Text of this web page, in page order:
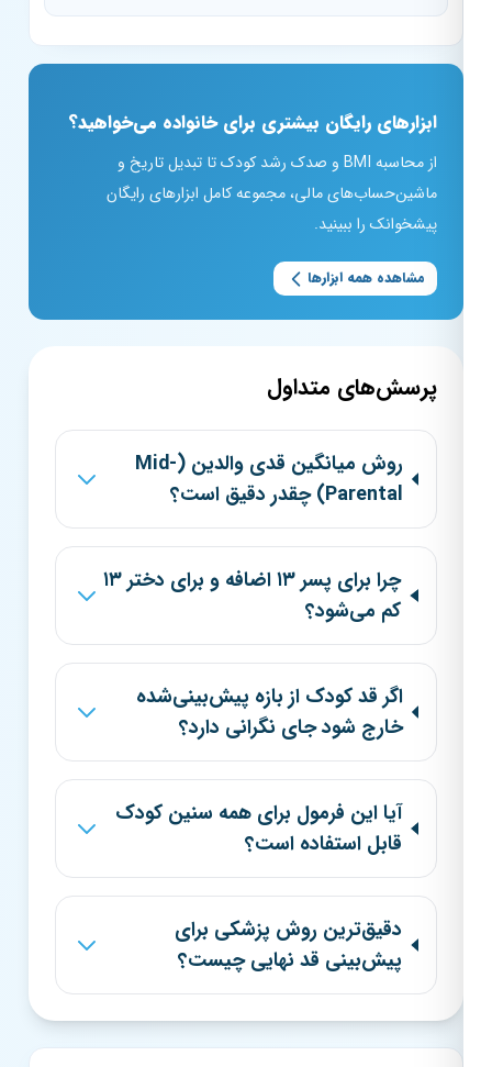
ابزارهای رایگان بیشتری برای خانواده می‌خواهید؟
از محاسبه BMI و صدک رشد کودک تا تبدیل تاریخ و
ماشین‌حساب‌های مالی، مجموعه کامل ابزارهای رایگان
پیشخوانک را ببینید.
مشاهده همه ابزارها
پرسش‌های متداول
روش میانگین قدی والدین (Mid-
Parental) چقدر دقیق است؟
چرا برای پسر ۱۳ اضافه و برای دختر ۱۳
کم می‌شود؟
اگر قد کودک از بازه پیش‌بینی‌شده
خارج شود جای نگرانی دارد؟
آیا این فرمول برای همه سنین کودک
قابل استفاده است؟
دقیق‌ترین روش پزشکی برای
پیش‌بینی قد نهایی چیست؟